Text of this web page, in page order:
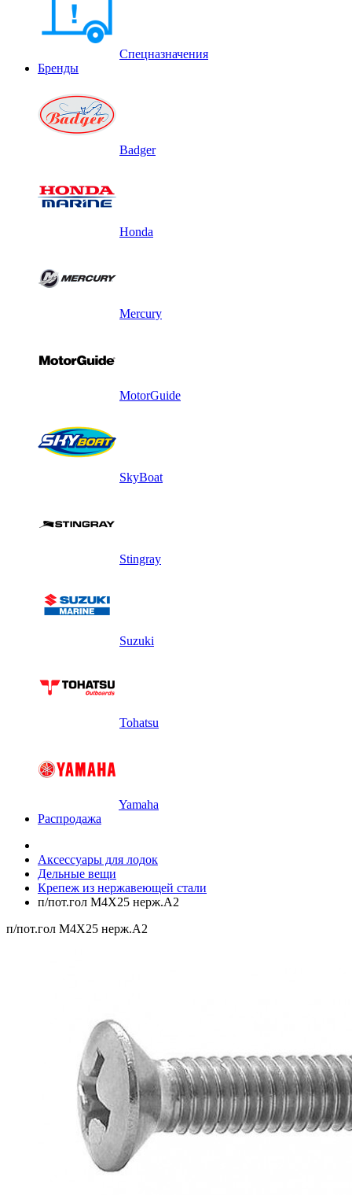
Спецназначения
Бренды
Badger
Honda
Mercury
MotorGuide
SkyBoat
Stingray
Suzuki
Tohatsu
Yamaha
Распродажа
Аксессуары для лодок
Дельные вещи
Крепеж из нержавеющей стали
п/пот.гол M4X25 нерж.A2
п/пот.гол M4X25 нерж.A2